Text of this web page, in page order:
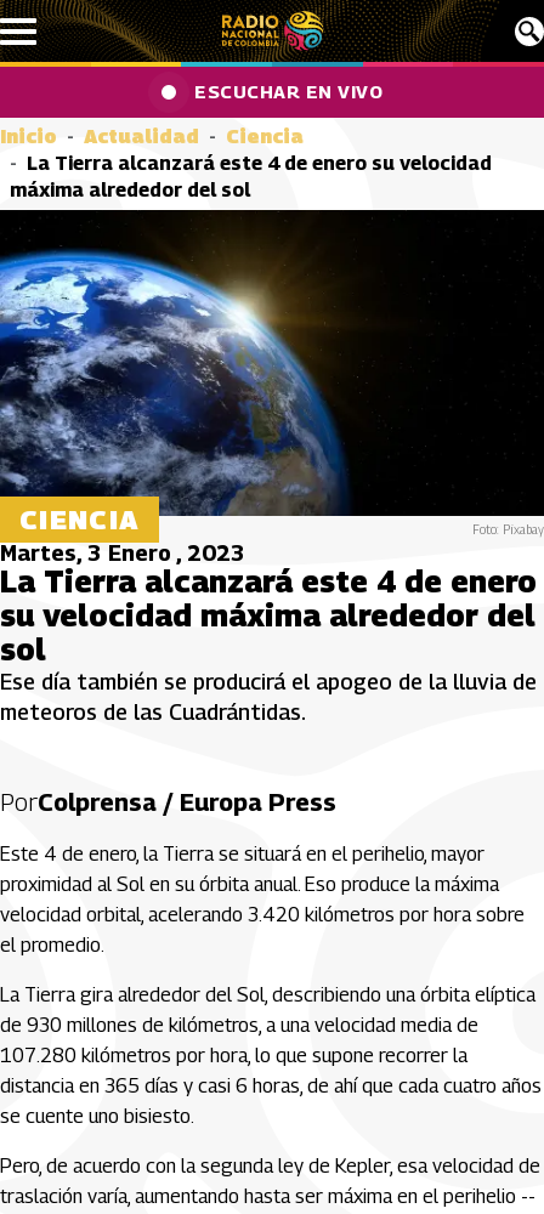
Pasar al contenido principal
ESCUCHAR EN VIVO
Inicio Actualidad
Ciencia
La Tierra alcanzará este 4 de enero su velocidad
máxima alrededor del sol
CIENCIA Foto: Pixabay
Martes, 3 Enero , 2023
La Tierra alcanzará este 4 de enero
su velocidad máxima alrededor del
sol
Ese día también se producirá el apogeo de la lluvia de
meteoros de las Cuadrántidas.
PorColprensa / Europa Press
Este 4 de enero, la Tierra se situará en el perihelio, mayor
proximidad al Sol en su órbita anual. Eso produce la máxima
velocidad orbital, acelerando 3.420 kilómetros por hora sobre
el promedio.
La Tierra gira alrededor del Sol, describiendo una órbita elíptica
de 930 millones de kilómetros, a una velocidad media de
107.280 kilómetros por hora, lo que supone recorrer la
distancia en 365 días y casi 6 horas, de ahí que cada cuatro años
se cuente uno bisiesto.
Pero, de acuerdo con la segunda ley de Kepler, esa velocidad de
traslación varía, aumentando hasta ser máxima en el perihelio --